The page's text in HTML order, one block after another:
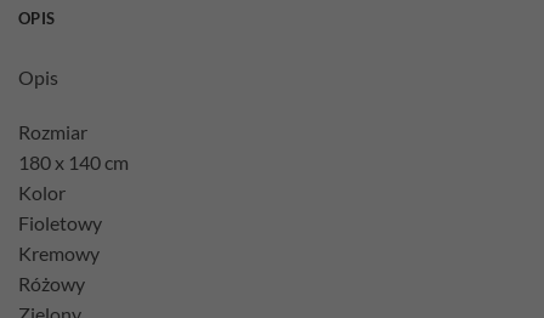
OPIS
Opis
Rozmiar
180 x 140 cm
Kolor
Fioletowy
Kremowy
Różowy